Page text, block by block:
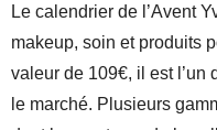
Le calendrier de l’Avent
makeup, soin et produits
valeur de 109€, il est l’un
le marché. Plusieurs